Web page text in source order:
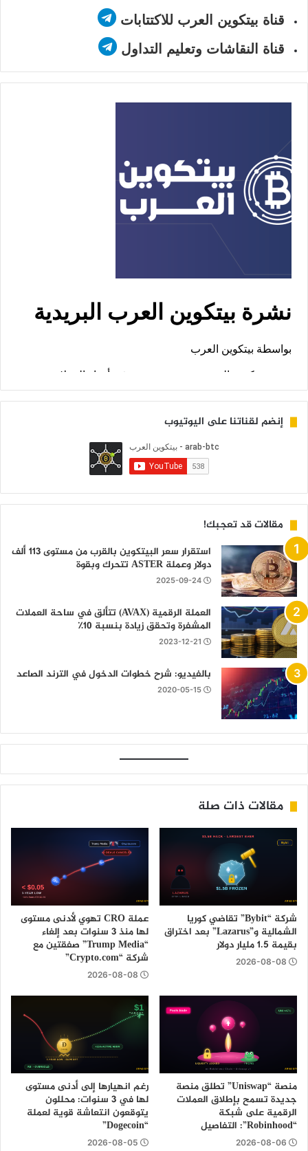
قناة بيتكوين العرب للاكتتابات
قناة النقاشات وتعليم التداول
إنضم لقناتنا على اليوتيوب
مقالات قد تعجبك!
استقرار سعر البيتكوين بالقرب من مستوى 113 ألف
دولار وعملة ASTER تتحرك وبقوة
2025-09-24
العملة الرقمية (AVAX) تتألق في ساحة العملات
المشفرة وتحقق زيادة بنسبة 10٪
2023-12-21
بالفيديو: شرح خطوات الدخول في الترند الصاعد
2020-05-15
مقالات ذات صلة
شركة “Bybit” تقاضي كوريا
الشمالية و”Lazarus” بعد اختراق
بقيمة 1.5 مليار دولار
2026-08-08
عملة CRO تهوي لأدنى مستوى
لها منذ 3 سنوات بعد إلغاء
“Trump Media” صفقتين مع
شركة “Crypto.com”
2026-08-08
منصة “Uniswap” تطلق منصة
جديدة تسمح بإطلاق العملات
الرقمية على شبكة
“Robinhood”: التفاصيل
2026-08-06
رغم انهيارها إلى أدنى مستوى
لها في 3 سنوات: محللون
يتوقعون انتعاشة قوية لعملة
“Dogecoin”
2026-08-05